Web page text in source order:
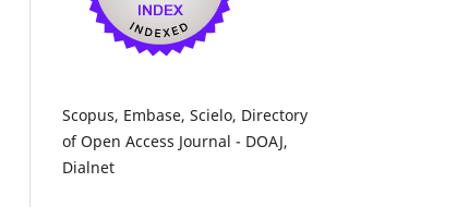
Scopus, Embase, Scielo, Directory
of Open Access Journal - DOAJ,
Dialnet